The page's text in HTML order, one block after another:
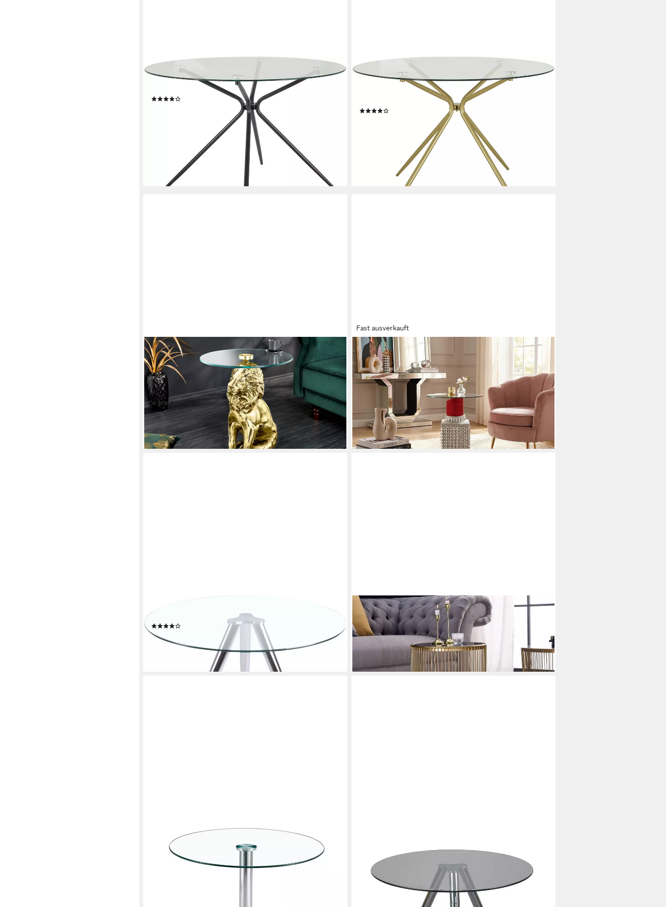
OTTO HOME
Glastisch Silvi (Esstisch, Glastisch, Küchentisch), rund, Ø
110 cm, schwarzes Metallgestell
lieferbar - in 2-3 Werktagen bei dir
Esstisch Silvi, TOPSELLER! (Esstisch, Glastisch,
Küchentisch, OTTOs Choice), rund, Ø 110 cm, Metallgestell
lieferbar - in 2-3 Werktagen bei dir
RIESS-AMBIENTE
Beistelltisch WILDLIFE LION 60cm gold antik / transparent
· Couchtisch aus Metall (Einzelartikel, 1-St),
Wohnzimmertisch mit Glas-Tischplatte · rund · handmade ·
Löwen-Statue
(4)
139,95 €
lieferbar - in 4-5 Werktagen bei dir
Fast ausverkauft
RIESS-AMBIENTE
Bistrotisch LIPSTICK 75cm rot/silber - Glas, Pop-Art,
handgefertigt, modern, rund (Einzelartikel, 1-St), Pop-Art
Beistelltisch - ideal für Küche, Essbereich oder Sitznischen
lieferbar - in 5-6 Werktagen bei dir
Esstisch, mit modernem Chrom Gestell
475,76 €
lieferbar - in 7-9 Werktagen bei dir
RIESS-AMBIENTE
Beistelltisch VARIATION Ø50cm gold / schwarz
(Einzelartikel, 1-St), Wohnzimmer · Glas · Metall · rund ·
Handmade · Modern Design
99,95 €
lieferbar - in 4-5 Werktagen bei dir
Bartisch Runder Barhocker-Tisch aus gehärtetem Glas mit
silbernem Metallfuß (1-St), Couchtisch, Beistisch,
Wohnzimmertisch, 89x92cm
lieferbar in 4 Wochen